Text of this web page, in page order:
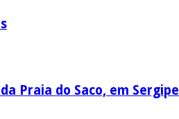
Praia do Saco, em Sergipe